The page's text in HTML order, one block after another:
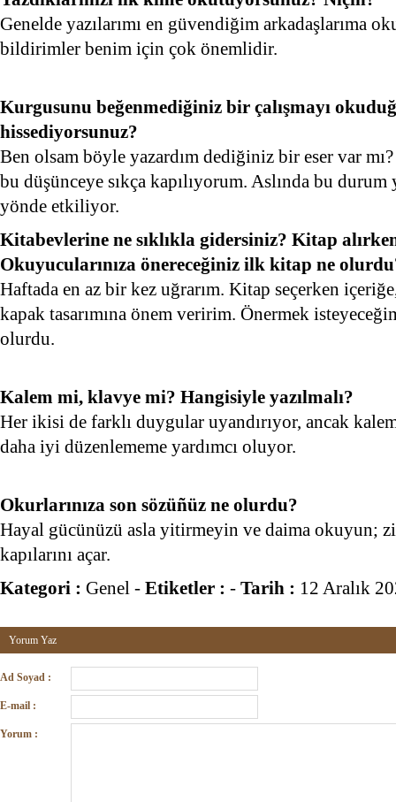
Genelde yazılarımı en güvendiğim arkadaşlarıma
bildirimler benim için çok önemlidir.
Kurgusunu beğenmediğiniz bir çalışmayı
hissediyorsunuz?
Ben olsam böyle yazardım dediğiniz bir eser var
bu düşünceye sıkça kapılıyorum. Aslında bu
yönde etkiliyor.
Kitabevlerine ne sıklıkla gidersiniz? Kitap
Okuyucularınıza önereceğiniz ilk kitap ne
Haftada en az bir kez uğrarım. Kitap seçerken
kapak tasarımına önem veririm. Önermek
olurdu.
Kalem mi, klavye mi? Hangisiyle yazılmalı?
Her ikisi de farklı duygular uyandırıyor, ancak
daha iyi düzenlememe yardımcı oluyor.
Okurlarınıza son sözüñüz ne olurdu?
Hayal gücünüzü asla yitirmeyin ve daima okuyun;
kapılarını açar.
Kategori : Genel - Etiketler : - Tarih : 12 Aralık
Yorum Yaz
Ad Soyad :
E-mail :
Yorum :